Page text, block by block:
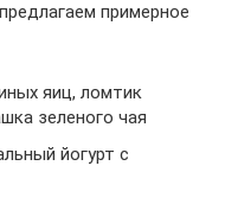
примерное
яиц, ломтик
зеленого чая
йогурт с